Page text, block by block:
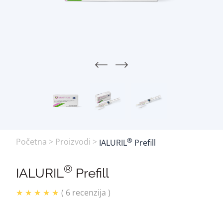
Početna > Proizvodi > IALURIL® Prefill
IALURIL® Prefill
★ ★ ★ ★ ★ ( 6 recenzija )